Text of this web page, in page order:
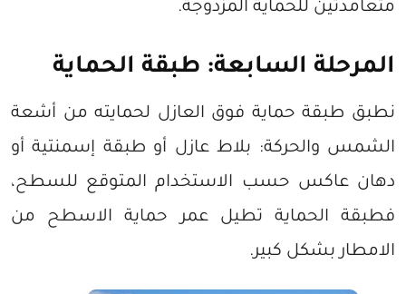
متعامدتين للحماية المزدوجة.
المرحلة السابعة: طبقة الحماية
نطبق طبقة حماية فوق العازل لحمايته من أشعة
الشمس والحركة: بلاط عازل أو طبقة إسمنتية أو
دهان عاكس حسب الاستخدام المتوقع للسطح،
فطبقة الحماية تطيل عمر حماية الاسطح من
الامطار بشكل كبير.